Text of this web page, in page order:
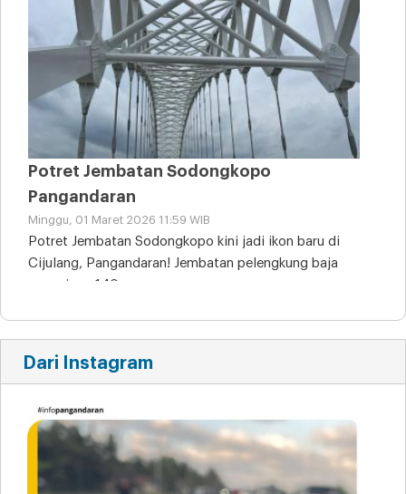
Potret Jembatan Sodongkopo
Pangandaran
Minggu, 01 Maret 2026 11:59 WIB
Potret Jembatan Sodongkopo kini jadi ikon baru di
Cijulang, Pangandaran! Jembatan pelengkung baja
sepanjang 140
Dari Instagram